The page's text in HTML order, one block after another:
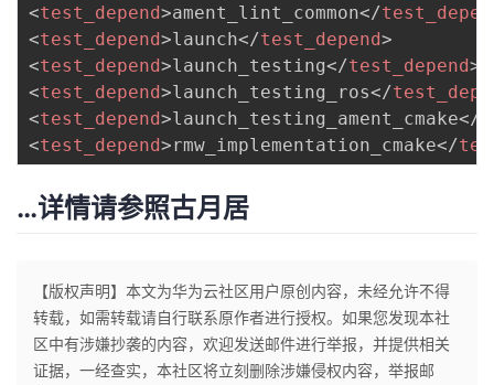
<test_depend>ament_lint_common</
<test_depend>launch</test_depend>
<test_depend>launch_testing</test_depend>
<test_depend>launch_testing_ros</
<test_depend>launch_testing_ament_cmake</
<test_depend>rmw_implementation_cmake</
…详情请参照古月居
【版权声明】本文为华为云社区用户原创内容，未经允许不得
转载，如需转载请自行联系原作者进行授权。如果您发现本社
区中有涉嫌抄袭的内容，欢迎发送邮件进行举报，并提供相关
证据，一经查实，本社区将立刻删除涉嫌侵权内容，举报邮